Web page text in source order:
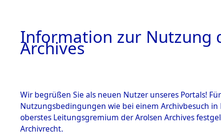
Information zur Nutzung
Archives
Wir begrüßen Sie als neuen Nutzer unseres Portals!
Nutzungsbedingungen wie bei einem Archivbesuch
oberstes Leitungsgremium der Arolsen Archives
Archivrecht.